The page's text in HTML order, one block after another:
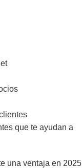
que te ayudan a
una ventaja en 2025